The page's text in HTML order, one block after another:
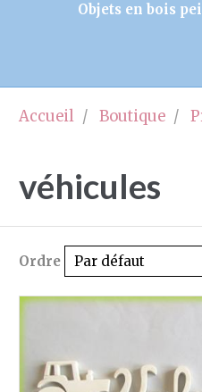
Objets en bois
Accueil Boutique
véhicules
Ordre